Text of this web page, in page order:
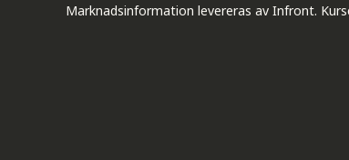
Marknadsinformation levereras av Infront.